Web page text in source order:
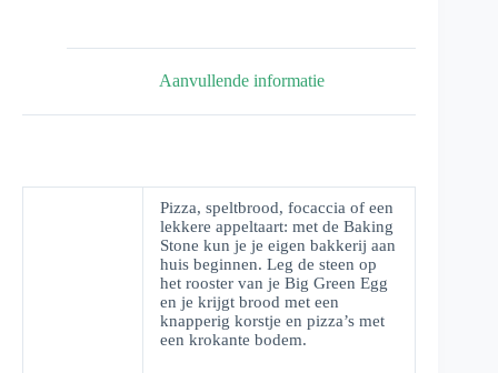
Aanvullende informatie
Pizza, speltbrood, focaccia of een
lekkere appeltaart: met de Baking
Stone kun je je eigen bakkerij aan
huis beginnen. Leg de steen op
het rooster van je Big Green Egg
en je krijgt brood met een
knapperig korstje en pizza’s met
een krokante bodem.